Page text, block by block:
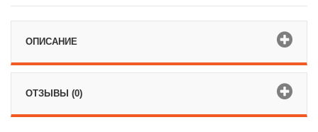
ОПИСАНИЕ
ОТЗЫВЫ (0)